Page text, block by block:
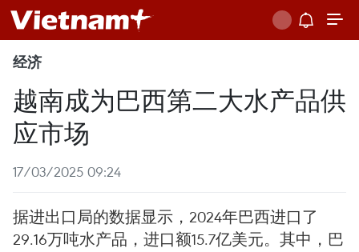
经济
越南成为巴西第二大水产品供
应市场
17/03/2025 09:24
据进出口局的数据显示，2024年巴西进口了
29.16万吨水产品，进口额15.7亿美元。其中，巴